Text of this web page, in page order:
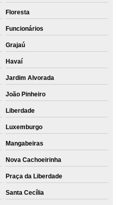
Floresta
Funcionários
Grajaú
Havaí
Jardim Alvorada
João Pinheiro
Liberdade
Luxemburgo
Mangabeiras
Nova Cachoeirinha
Praça da Liberdade
Santa Cecília